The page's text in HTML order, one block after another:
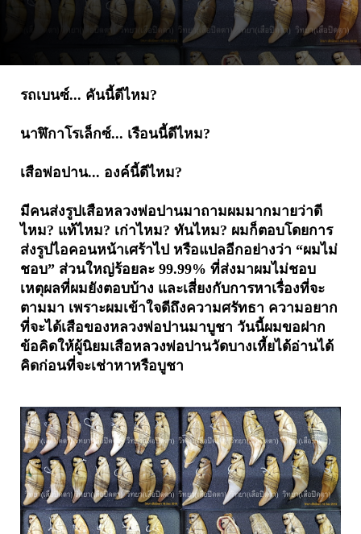
รถเบนซ์... คันนี้ดีไหม?
นาฬิกาโรเล็กซ์... เรือนนี้ดีไหม?
เสือพ่อปาน... องค์นี้ดีไหม?
มีคนส่งรูปเสือหลวงพ่อปานมาถามผมมากมายว่าดี
ไหม? แท้ไหม? เก่าไหม? ทันไหม? ผมก็ตอบโดยการ
ส่งรูปไอคอนหน้าเศร้าไป หรือแปลอีกอย่างว่า “ผมไม่
ชอบ” ส่วนใหญ่ร้อยละ 99.99% ที่ส่งมาผมไม่ชอบ
เหตุผลที่ผมยังตอบบ้าง และเสี่ยงกับการหาเรื่องที่จะ
ตามมา เพราะผมเข้าใจดีถึงความศรัทธา ความอยาก
ที่จะได้เสือของหลวงพ่อปานมาบูชา วันนี้ผมขอฝาก
ข้อคิดให้ผู้นิยมเสือหลวงพ่อปานวัดบางเหี้ยได้อ่านได้
คิดก่อนที่จะเช่าหาหรือบูชา